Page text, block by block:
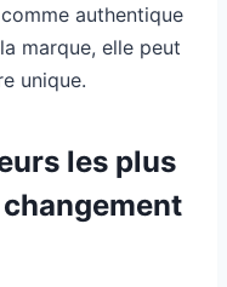
authentique
marque, elle peut
unique.
les plus